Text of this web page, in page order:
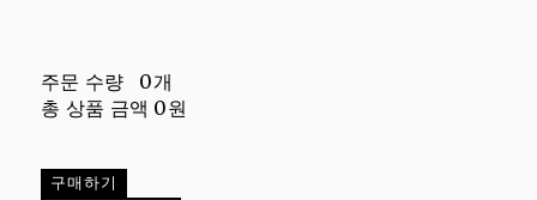
주문 수량
0개
총 상품 금액 0원
구매하기